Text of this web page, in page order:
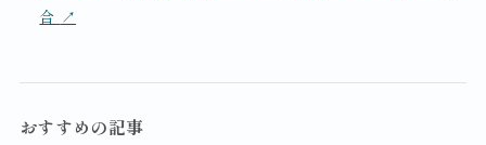
合 ↗
おすすめの記事